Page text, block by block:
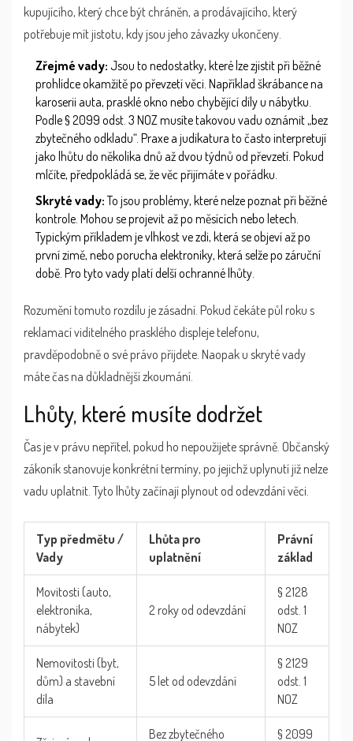
kupujícího, který chce být chráněn, a prodávajícího, který
potřebuje mít jistotu, kdy jsou jeho závazky ukončeny.
Zřejmé vady: Jsou to nedostatky, které lze zjistit při běžné
prohlídce okamžitě po převzetí věci. Například škrábance na
karoserii auta, prasklé okno nebo chybějící díly u nábytku.
Podle § 2099 odst. 3 NOZ musíte takovou vadu oznámit „bez
zbytečného odkladu“. Praxe a judikatura to často interpretují
jako lhůtu do několika dnů až dvou týdnů od převzetí. Pokud
mlčíte, předpokládá se, že věc přijímáte v pořádku.
Skryté vady:To jsou problémy, které nelze poznat při běžné
kontrole. Mohou se projevit až po měsících nebo letech.
Typickým příkladem je vlhkost ve zdi, která se objeví až po
první zimě, nebo porucha elektroniky, která selže po záruční
době. Pro tyto vady platí delší ochranné lhůty.
Rozumění tomuto rozdílu je zásadní. Pokud čekáte půl roku s
reklamací viditelného prasklého displeje telefonu,
pravděpodobně o své právo přijdete. Naopak u skryté vady
máte čas na důkladnější zkoumání.
Lhůty, které musíte dodržet
Čas je v právu nepřítel, pokud ho nepoužijete správně. Občanský
zákoník stanovuje konkrétní termíny, po jejichž uplynutí již nelze
vadu uplatnit. Tyto lhůty začínají plynout od odevzdání věci.
Typ předmětu /
Vady
Lhůta pro
uplatnění
Právní
základ
Movitosti (auto,
elektronika,
nábytek)
2 roky od odevzdání
§ 2128
odst. 1
NOZ
Nemovitosti (byt,
dům) a stavební
díla
5 let od odevzdání
§ 2129
odst. 1
NOZ
Bez zbytečného § 2099